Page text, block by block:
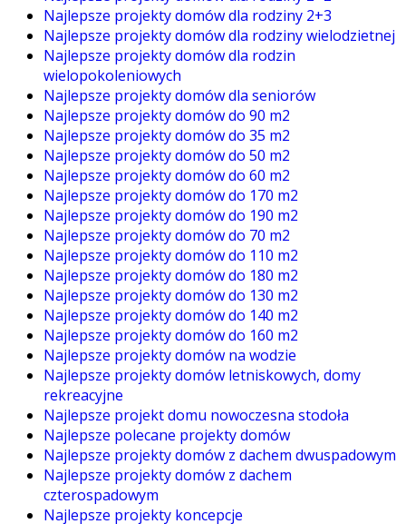
Najlepsze projekty domów dla rodziny 2+3
Najlepsze projekty domów dla rodziny wielodzietnej
Najlepsze projekty domów dla rodzin
wielopokoleniowych
Najlepsze projekty domów dla seniorów
Najlepsze projekty domów do 90 m2
Najlepsze projekty domów do 35 m2
Najlepsze projekty domów do 50 m2
Najlepsze projekty domów do 60 m2
Najlepsze projekty domów do 170 m2
Najlepsze projekty domów do 190 m2
Najlepsze projekty domów do 70 m2
Najlepsze projekty domów do 110 m2
Najlepsze projekty domów do 180 m2
Najlepsze projekty domów do 130 m2
Najlepsze projekty domów do 140 m2
Najlepsze projekty domów do 160 m2
Najlepsze projekty domów na wodzie
Najlepsze projekty domów letniskowych, domy
rekreacyjne
Najlepsze projekt domu nowoczesna stodoła
Najlepsze polecane projekty domów
Najlepsze projekty domów z dachem dwuspadowym
Najlepsze projekty domów z dachem
czterospadowym
Najlepsze projekty koncepcje